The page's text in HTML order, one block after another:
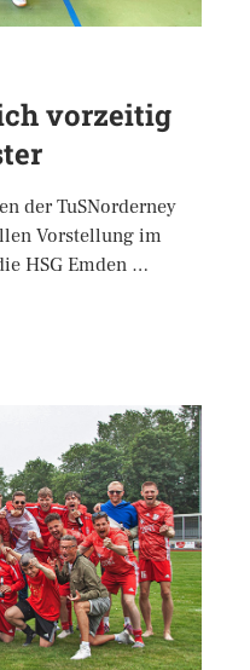
vorzeitig
der TuSNorderney
Vorstellung im
HSG Emden …